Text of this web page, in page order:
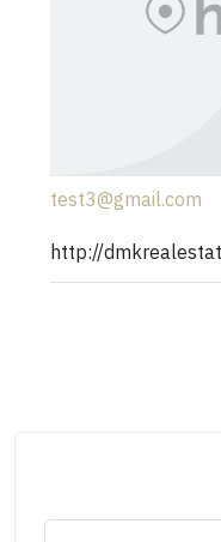
test3@gmail.com
http://